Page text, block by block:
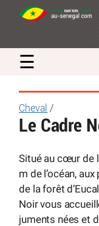
☰
Cheval /
Le Cadre
Situé au cœur de
m de l’océan,
de la forêt
Noir vous
juments nées et